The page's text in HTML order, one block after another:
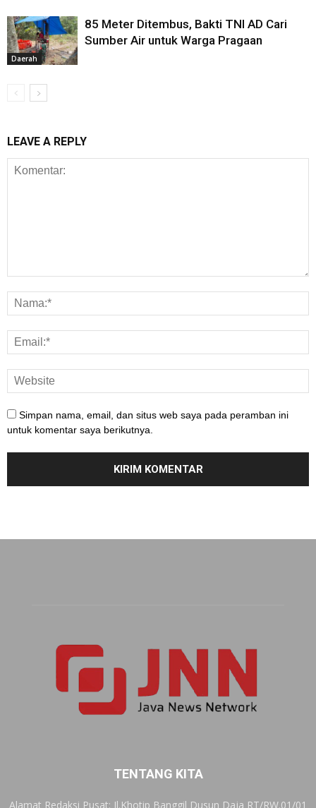
Daerah
85 Meter Ditembus, Bakti TNI AD Cari
Sumber Air untuk Warga Pragaan
LEAVE A REPLY
Simpan nama, email, dan situs web saya pada peramban ini
untuk komentar saya berikutnya.
TENTANG KITA
Alamat Redaksi Pusat: Jl.Khotip Banggil Dusun Daja RT/RW.01/01